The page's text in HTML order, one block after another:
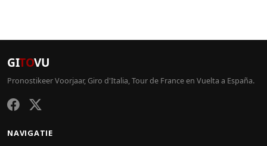
GITOVU
Pronostikeer Voorjaar, Giro d'Italia, Tour de France en Vuelta a España.
NAVIGATIE